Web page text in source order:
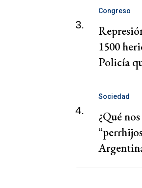
cuenca
Misantla
3.
Congreso
1500
Policía
4.
Sociedad
¿Qué